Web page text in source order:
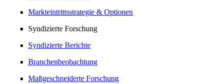
Markteintrittsstrategie & Optionen
Syndizierte Forschung
Syndizierte Berichte
Branchenbeobachtung
Maßgeschneiderte Forschung